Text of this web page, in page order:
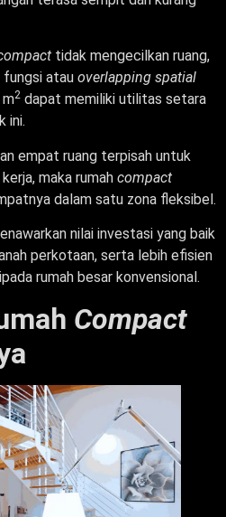
tidak mengecilkan ruang,
fungsi atau overlapping spatial
m2 dapat memiliki utilitas setara
ini.
empat ruang terpisah untuk
maka rumah compact
dalam satu zona fleksibel.
nilai investasi yang baik
perkotaan, serta lebih efisien
rumah besar konvensional.
Compact